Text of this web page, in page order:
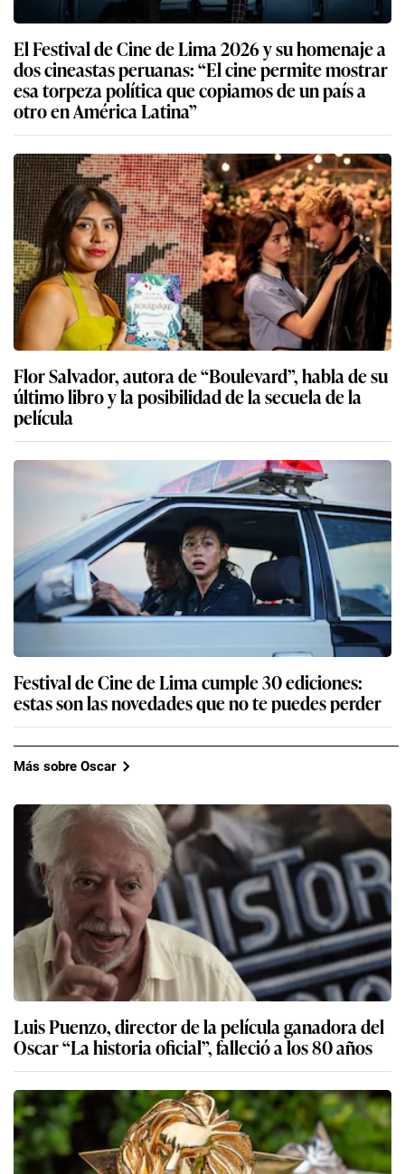
El Festival de Cine de Lima 2026 y su homenaje a
dos cineastas peruanas: “El cine permite mostrar
esa torpeza política que copiamos de un país a
otro en América Latina”
Flor Salvador, autora de “Boulevard”, habla de su
último libro y la posibilidad de la secuela de la
película
Festival de Cine de Lima cumple 30 ediciones:
estas son las novedades que no te puedes perder
Más sobre Oscar
Luis Puenzo, director de la película ganadora del
Oscar “La historia oficial”, falleció a los 80 años